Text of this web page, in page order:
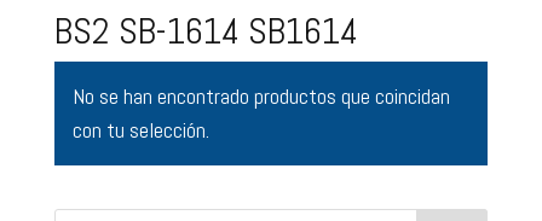
BS2 SB-1614 SB1614
No se han encontrado productos que coincidan
con tu selección.